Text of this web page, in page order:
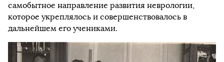
самобытное направление развития неврологии,
которое укреплялось и совершенствовалось в
дальнейшем его учениками.